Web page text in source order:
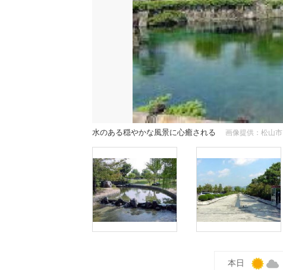
水のある穏やかな風景に心癒される 画像提供：松山市
本日